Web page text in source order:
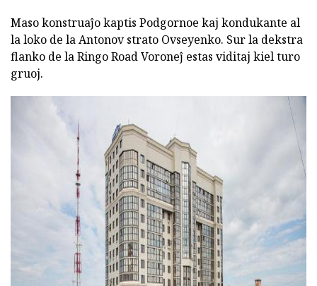
Maso konstruaĵo kaptis Podgornoe kaj kondukante al
la loko de la Antonov strato Ovseyenko. Sur la dekstra
flanko de la Ringo Road Voroneĵ estas viditaj kiel turo
gruoj.